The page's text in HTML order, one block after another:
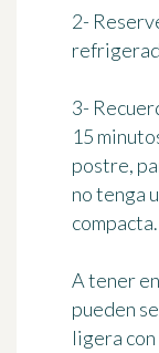
2-
3-
15
postre,
no tenga
compacta.
A tener
pueden
ligera